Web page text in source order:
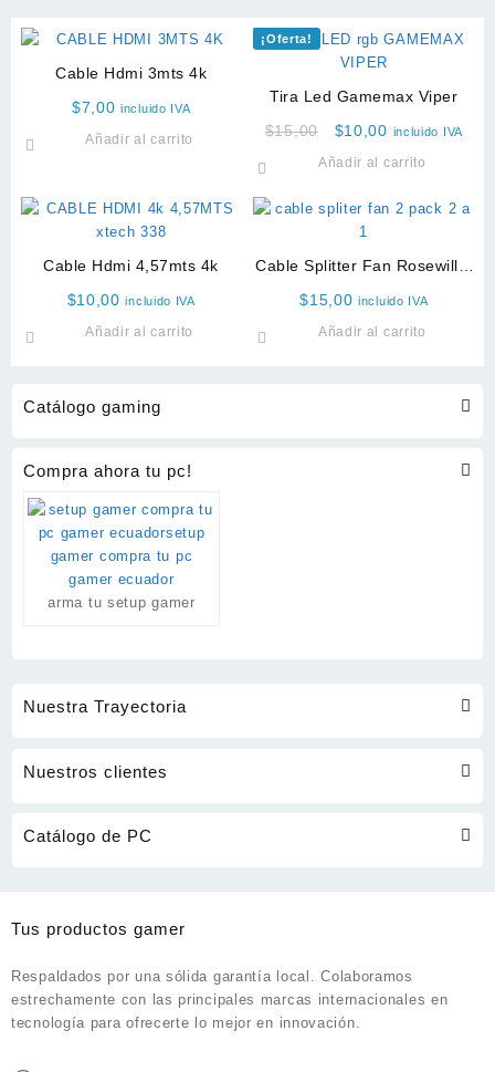
Catálogo gaming
Compra ahora tu pc!
arma tu setup gamer
Cable Hdmi 3mts 4k
$7,00 incluido IVA
Añadir al carrito
¡Oferta!
Tira Led Gamemax Viper
$15,00
Original
price
$15,00.
$10,00Current
$10,00.
incluido IVA
Añadir al carrito
Cable Hdmi 4,57mts 4k
$10,00 incluido IVA
Añadir al carrito
Cable Splitter Fan Rosewill 2
$15,00 incluido IVA
Añadir al carrito
Nuestra Trayectoria
Nuestros clientes
Catálogo de PC
Tus productos gamer
Respaldados por una sólida garantía local. Colaboramos
estrechamente con las principales marcas internacionales en
tecnología para ofrecerte lo mejor en innovación.